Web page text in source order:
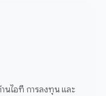
นไอที การลงทุน และ